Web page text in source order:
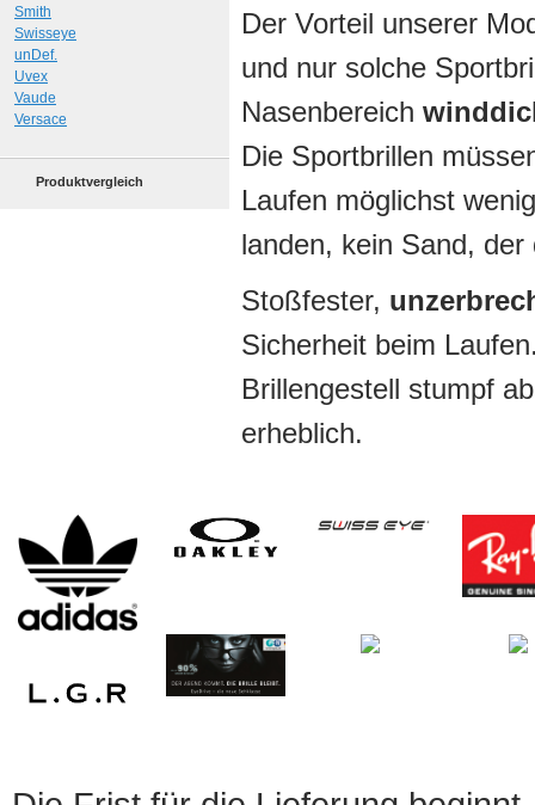
Der Vorteil unserer
und nur solche
Nasenbereich
Die Sportbrillen
Laufen möglichst
landen, kein Sand,
Stoßfester,
Sicherheit beim
Brillengestell stumpf
erheblich.
Smith
Swisseye
unDef.
Uvex
Vaude
Versace
Produktvergleich